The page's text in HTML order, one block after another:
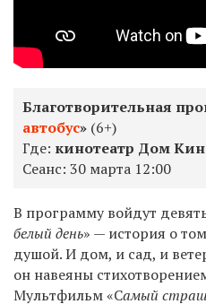
Благотворительная
автобус» (6+)
Где: кинотеатр Дом
Сеанс: 30 марта 12:00
В программу войдут
белый день» — история о
душой. И дом, и сад, и
он навеяны
Мультфильм «Самый